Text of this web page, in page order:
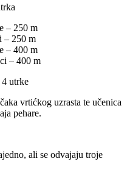
– 250 m
– 250 m
– 400 m
– 400 m
4 utrke
vrtićkog uzrasta te učenica
pehare.
ali se odvajaju troje